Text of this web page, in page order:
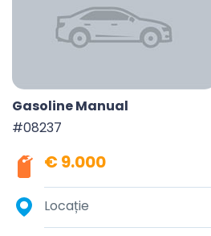
Gasoline Manual
#08237
€ 9.000
Locație